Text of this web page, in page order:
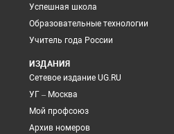
Успешная школа
Образовательные технологии
Учитель года России
ИЗДАНИЯ
Сетевое издание UG.RU
УГ – Москва
Мой профсоюз
Архив номеров